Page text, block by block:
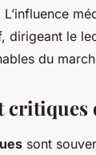
dirigeant le
du
critiques
sont